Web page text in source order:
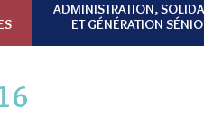
ADMINISTRATION,
ET GÉNÉRATION